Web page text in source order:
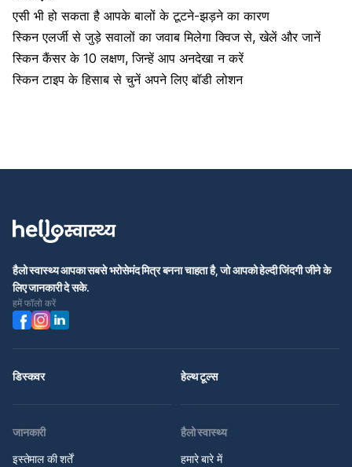
एसी भी हो सकता है आपके बालों के टूटने-झड़ने का कारण
स्किन एलर्जी से जुड़े सवालों का जवाब मिलेगा क्विज से, खेलें और जानें
स्किन कैंसर के 10 लक्षण, जिन्हें आप अनदेखा न करें
स्किन टाइप के हिसाब से चुनें अपने लिए बॉडी लोशन
हैलो स्वास्थ्य आपका सबसे भरोसेमंद मित्र बनना चाहता है, जो आपको हेल्दी जिंदगी जीने के
लिए जानकारी दे सके.
हमें फॉलो करें
डिस्कवर हेल्थ टूल्स
जानकारी
इस्तेमाल की शर्तें
हैलो स्वास्थ्य
हमारे बारे में